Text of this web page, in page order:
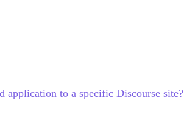
application to a specific Discourse site?